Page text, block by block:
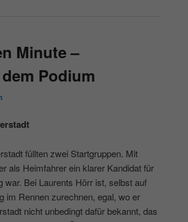
Minute –
Podium
füllten zwei Startgruppen. Mit
als Heimfahrer ein klarer Kandidat für
war. Bei Laurents Hörr ist, selbst auf
im Rennen zurechnen, egal, wo er
nicht unbedingt dafür bekannt, das